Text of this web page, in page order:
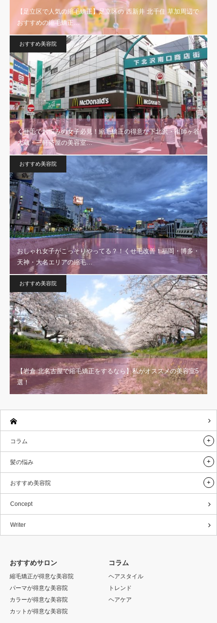
【足立区で人気の縮毛矯正】足立区の 西新井 北千住 草加周辺で
おすすめの縮毛矯正…
おすすめ美容院
くせ毛でお悩みの女子必見！縮毛矯正の得意な下北沢・祖師ヶ谷
大蔵・三軒茶屋の美容室…
おすすめ美容院
おしゃれ女子がこっそりやってる？！くせ毛改善！福岡・博多・
天神・大名エリアの縮毛…
おすすめ美容院
【岩倉 北名古屋で縮毛矯正をするなら】私がオススメの美容室5
選！
コラム
髪の悩み
おすすめ美容院
Concept
Writer
おすすめサロン
縮毛矯正が得意な美容院
パーマが得意な美容院
カラーが得意な美容院
カットが得意な美容院
コラム
ヘアスタイル
トレンド
ヘアケア